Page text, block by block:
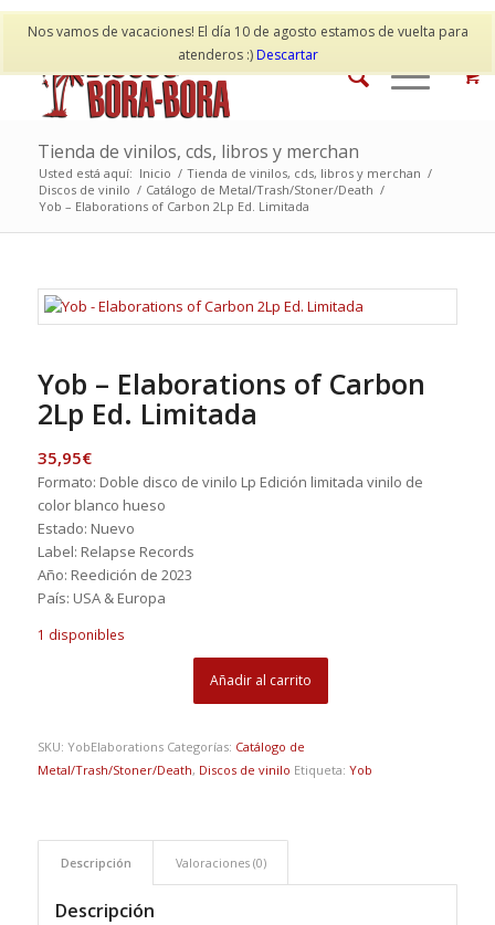
Nos vamos de vacaciones! El día 10 de agosto estamos de vuelta para
atenderos :)Descartar
Mi cuenta Contacto
Tienda de vinilos, cds, libros y merchan
Usted está aquí: Inicio / Tienda de vinilos, cds, libros y merchan /
Discos de vinilo / Catálogo de Metal/Trash/Stoner/Death /
Yob – Elaborations of Carbon 2Lp Ed. Limitada
Yob – Elaborations of Carbon
2Lp Ed. Limitada
35,95€
Formato: Doble disco de vinilo Lp Edición limitada vinilo de
color blanco hueso
Estado: Nuevo
Label: Relapse Records
Año: Reedición de 2023
País: USA & Europa
1 disponibles
Añadir al carrito
SKU: YobElaborations Categorías: Catálogo de
Metal/Trash/Stoner/Death, Discos de vinilo Etiqueta: Yob
Descripción Valoraciones (0)
Descripción